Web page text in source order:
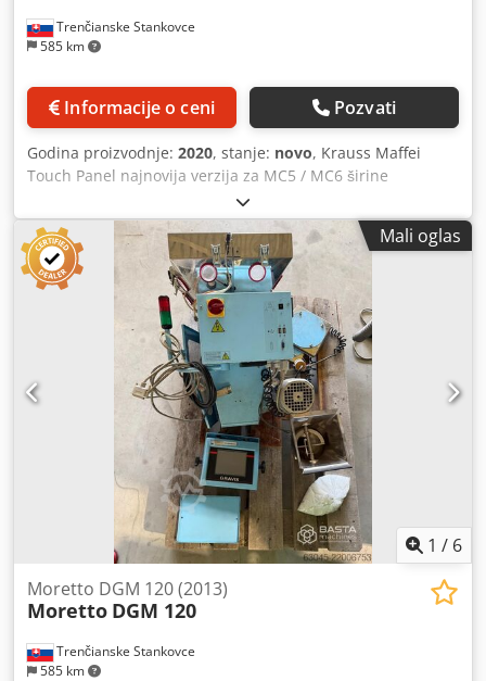
Trenčianske Stankovce
585 km
Informacije o ceni Pozvati
Godina proizvodnje: 2020, stanje: novo, Krauss Maffei
Touch Panel najnovija verzija za MC5 / MC6 širine
rezervnih delova - 37 Cjdpfxjqvuice Akiorf cm Visina- 47cm
Dužina- 8cm
Mali oglas
1 / 6
Trenčianske Stankovce
585 km
Moretto DGM 120 (2013)
Moretto DGM 120